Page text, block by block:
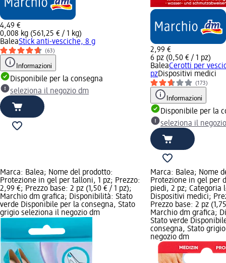
4,49 €
0,008 kg (561,25 € / 1 kg)
BaleaStick anti-vesciche, 8 g
(63)
Informazioni
Disponibile per la consegna
seleziona il negozio dm
2,99 €
6 pz (0,50 € / 1 pz)
BaleaCerotti per
pzDispositivi medici
(173)
Informazioni
Disponibile per la
seleziona il
Marca: Balea; Nome del prodotto:
Protezione in gel per talloni, 1 pz; Prezzo:
2,99 €; Prezzo base: 2 pz (1,50 € / 1 pz);
Marchio dm grafica; Disponibilità: Stato
verde Disponibile per la consegna, Stato
grigio seleziona il negozio dm
Marca: Balea; Nome
Protezione in gel per
piedi, 2 pz; Categoria
Dispositivi medici;
Prezzo base: 2 pz
Marchio dm grafica;
Stato verde
consegna, Stato
negozio dm